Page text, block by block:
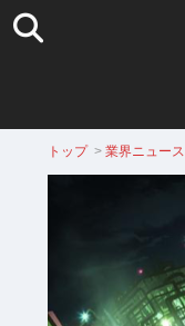
トップ > 業界ニュース